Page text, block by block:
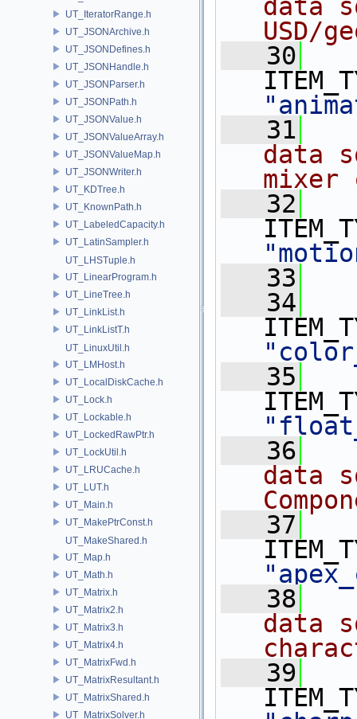
UT_IteratorRange.h
UT_JSONArchive.h
UT_JSONDefines.h
UT_JSONHandle.h
UT_JSONParser.h
UT_JSONPath.h
UT_JSONValue.h
UT_JSONValueArray.h
UT_JSONValueMap.h
UT_JSONWriter.h
UT_KDTree.h
UT_KnownPath.h
UT_LabeledCapacity.h
UT_LatinSampler.h
UT_LHSTuple.h
UT_LinearProgram.h
UT_LineTree.h
UT_LinkList.h
UT_LinkListT.h
UT_LinuxUtil.h
UT_LMHost.h
UT_LocalDiskCache.h
UT_Lock.h
UT_Lockable.h
UT_LockedRawPtr.h
UT_LockUtil.h
UT_LRUCache.h
UT_LUT.h
UT_Main.h
UT_MakePtrConst.h
UT_MakeShared.h
UT_Map.h
UT_Math.h
UT_Matrix.h
UT_Matrix2.h
UT_Matrix3.h
UT_Matrix4.h
UT_MatrixFwd.h
UT_MatrixResultant.h
UT_MatrixShared.h
UT_MatrixSolver.h
data
USD/
   30
   31
data
   32
   33
   34
   35
   36
data
   37
   38
data
   39